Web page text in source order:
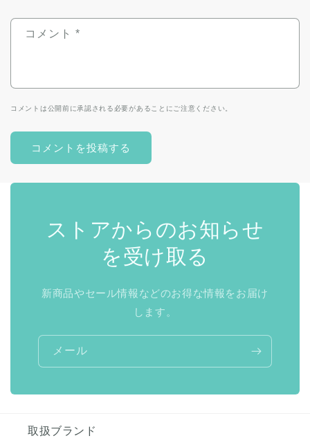
コメント *
コメントは公開前に承認される必要があることにご注意ください。
ストアからのお知らせ
を受け取る
新商品やセール情報などのお得な情報をお届け
します。
メール
取扱ブランド